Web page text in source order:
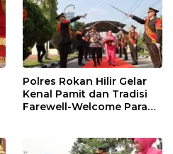
Polres Rokan Hilir Gelar
Kenal Pamit dan Tradisi
Farewell-Welcome Parade